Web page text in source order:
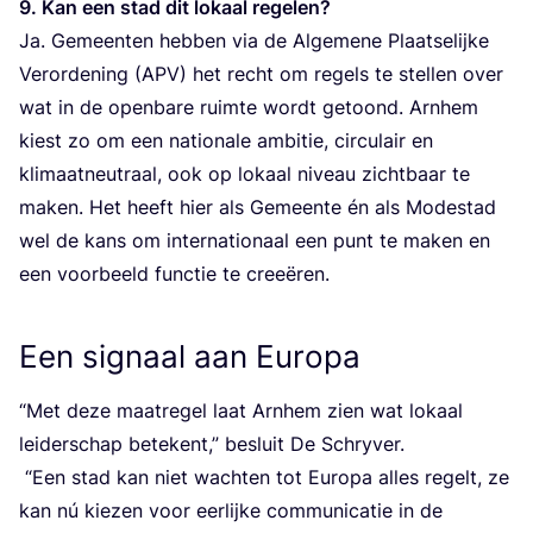
9. Kan een stad dit lokaal rege­len?
Ja. Gemeen­ten heb­ben via de Alge­me­ne Plaat­se­lij­ke
Ver­or­de­ning (APV) het recht om regels te stel­len over
wat in de open­ba­re ruim­te wordt getoond. Arn­hem
kiest zo om een nati­o­na­le ambi­tie, cir­cu­lair en
kli­maat­neu­traal, ook op lokaal niveau zicht­baar te
maken. Het heeft hier als Gemeen­te én als Mode­stad
wel de kans om inter­na­ti­o­naal een punt te maken en
een voor­beeld func­tie te creeëren.
Een signaal aan Europa
“Met deze maat­re­gel laat Arn­hem zien wat lokaal
lei­der­schap bete­kent,” besluit De Schry­ver.
“Een stad kan niet wach­ten tot Euro­pa alles regelt, ze
kan nú kie­zen voor eer­lij­ke com­mu­ni­ca­tie in de